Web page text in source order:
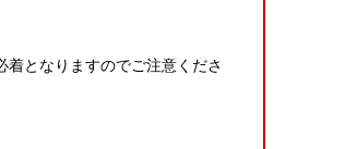
となりますのでご注意くださ